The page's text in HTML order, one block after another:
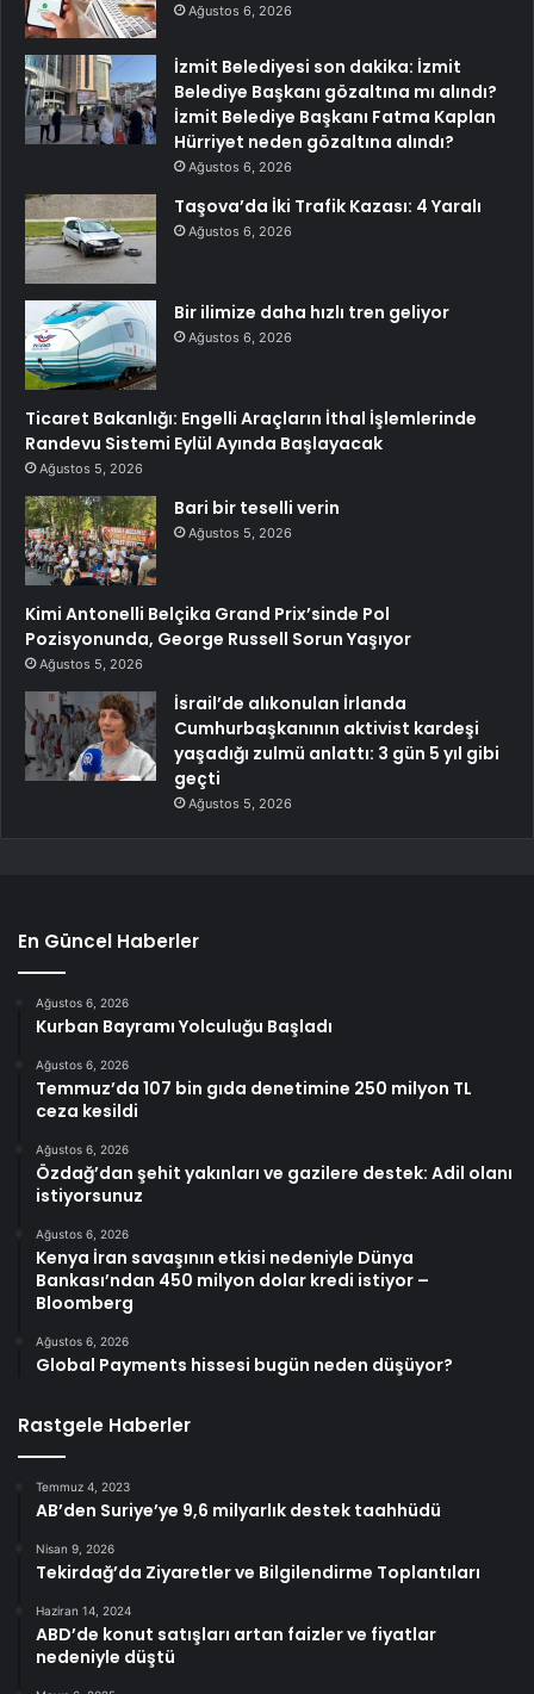
Ağustos 6, 2026
İzmit Belediyesi son dakika: İzmit
Belediye Başkanı gözaltına mı alındı?
İzmit Belediye Başkanı Fatma Kaplan
Hürriyet neden gözaltına alındı?
Ağustos 6, 2026
Taşova’da İki Trafik Kazası: 4 Yaralı
Ağustos 6, 2026
Bir ilimize daha hızlı tren geliyor
Ağustos 6, 2026
Ticaret Bakanlığı: Engelli Araçların İthal İşlemlerinde
Randevu Sistemi Eylül Ayında Başlayacak
Ağustos 5, 2026
Bari bir teselli verin
Ağustos 5, 2026
Kimi Antonelli Belçika Grand Prix’sinde Pol
Pozisyonunda, George Russell Sorun Yaşıyor
Ağustos 5, 2026
İsrail’de alıkonulan İrlanda
Cumhurbaşkanının aktivist kardeşi
yaşadığı zulmü anlattı: 3 gün 5 yıl gibi
geçti
Ağustos 5, 2026
En Güncel Haberler
Ağustos 6, 2026
Kurban Bayramı Yolculuğu Başladı
Ağustos 6, 2026
Temmuz’da 107 bin gıda denetimine 250 milyon TL
ceza kesildi
Ağustos 6, 2026
Özdağ’dan şehit yakınları ve gazilere destek: Adil olanı
istiyorsunuz
Ağustos 6, 2026
Kenya İran savaşının etkisi nedeniyle Dünya
Bankası’ndan 450 milyon dolar kredi istiyor –
Bloomberg
Ağustos 6, 2026
Global Payments hissesi bugün neden düşüyor?
Rastgele Haberler
Temmuz 4, 2023
AB’den Suriye’ye 9,6 milyarlık destek taahhüdü
Nisan 9, 2026
Tekirdağ’da Ziyaretler ve Bilgilendirme Toplantıları
Haziran 14, 2024
ABD’de konut satışları artan faizler ve fiyatlar
nedeniyle düştü